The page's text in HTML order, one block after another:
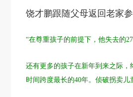
饶才鹏跟随父母返回老家
“在尊重孩子的前提下，他失去的
还有更多的孩子在新年到来之际
时间跨度最长的40年。侦破拐卖儿